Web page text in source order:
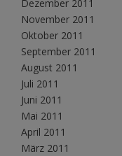
Dezember 2011
November 2011
Oktober 2011
September 2011
August 2011
Juli 2011
Juni 2011
Mai 2011
April 2011
März 2011